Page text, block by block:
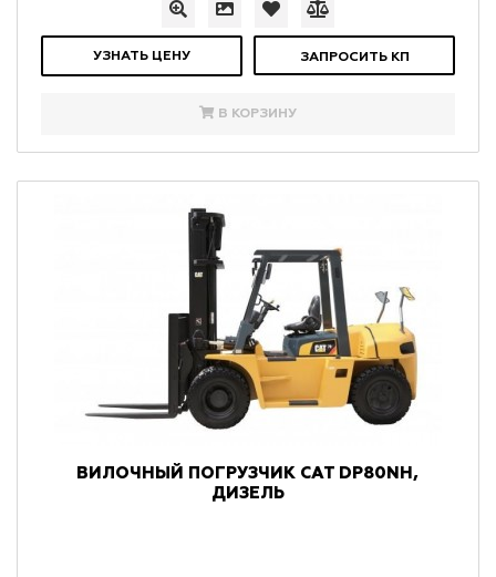
УЗНАТЬ ЦЕНУ ЗАПРОСИТЬ КП
В КОРЗИНУ
ВИЛОЧНЫЙ ПОГРУЗЧИК CAT DP80NH,
ДИЗЕЛЬ